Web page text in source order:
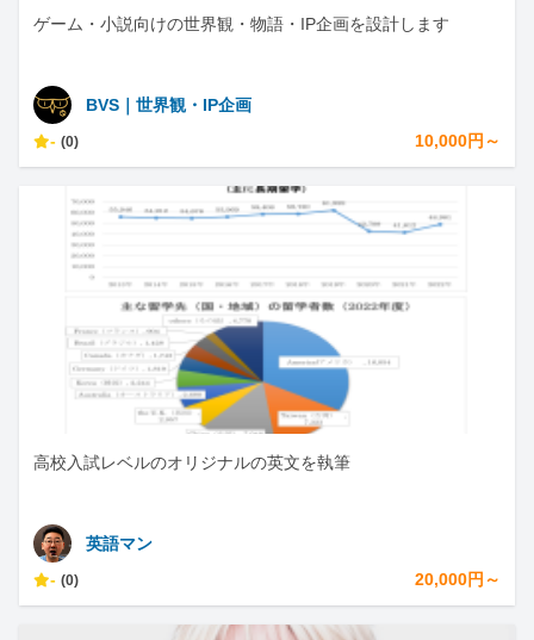
ゲーム・小説向けの世界観・物語・IP企画を設計します
BVS｜世界観・IP企画
- (0) 10,000円～
高校入試レベルのオリジナルの英文を執筆
英語マン
- (0) 20,000円～